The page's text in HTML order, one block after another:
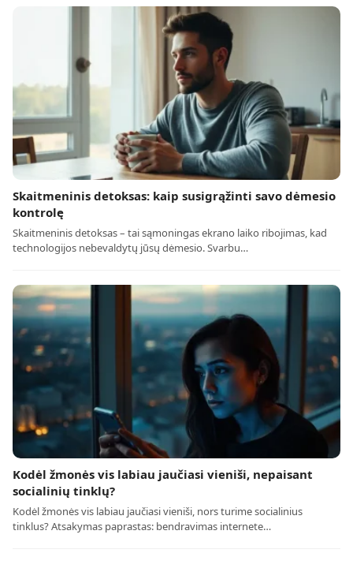
Skaitmeninis detoksas: kaip susigrąžinti savo dėmesio
kontrolę
Skaitmeninis detoksas – tai sąmoningas ekrano laiko ribojimas, kad
technologijos nebevaldytų jūsų dėmesio. Svarbu…
Kodėl žmonės vis labiau jaučiasi vieniši, nepaisant
socialinių tinklų?
Kodėl žmonės vis labiau jaučiasi vieniši, nors turime socialinius
tinklus? Atsakymas paprastas: bendravimas internete…